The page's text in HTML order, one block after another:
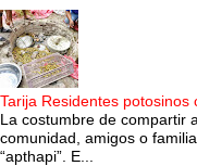
Tarija Residentes potosinos
La costumbre de compartir
comunidad, amigos o
“apthapi”. E...